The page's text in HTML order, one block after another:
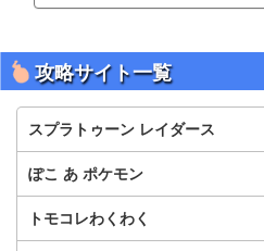
攻略サイト一覧
スプラトゥーン レイダース
ぽこ あ ポケモン
トモコレわくわく